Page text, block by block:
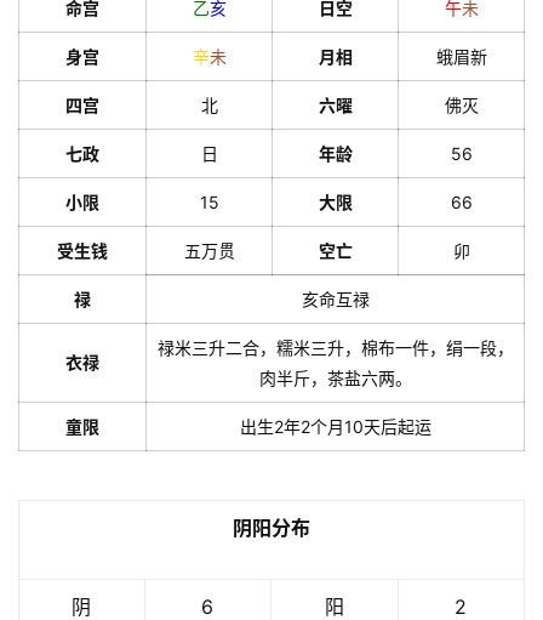
命宫 乙亥 日空 午未
身宫 辛未 月相 蛾眉新
四宫 北 六曜 佛灭
七政 日 年龄 56
小限 15 大限 66
受生钱 五万贯 空亡 卯
禄 亥命互禄
衣禄
禄米三升二合，糯米三升，棉布一件，绢一段，
肉半斤，茶盐六两。
童限 出生2年2个月10天后起运
阴阳分布
阴 6 阳 2